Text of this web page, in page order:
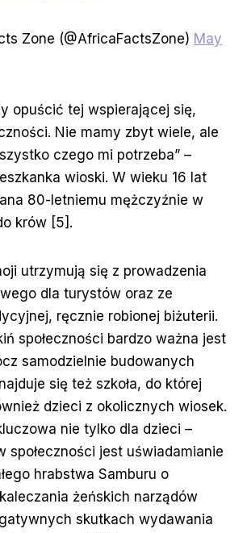
Zone (@AfricaFactsZone) May
opuścić tej wspierającej się,
Nie mamy zbyt wiele, ale
czego mi potrzeba” –
wioski. W wieku 16 lat
80-letniemu mężczyźnie w
krów [5].
utrzymują się z prowadzenia
dla turystów oraz ze
ręcznie robionej biżuterii.
społeczności bardzo ważna jest
samodzielnie budowanych
się też szkoła, do której
dzieci z okolicznych wiosek.
nie tylko dla dzieci –
społeczności jest uświadamianie
hrabstwa Samburu o
żeńskich narządów
skutkach wydawania